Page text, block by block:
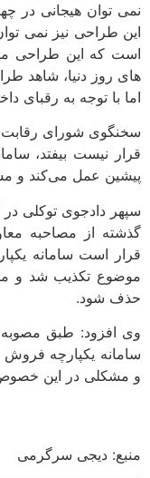
نمی توان هیجانی در
این طراحی نیز نمی
است که این طراحی
های روز دنیا، شاهد
اما با توجه به رقبای
قرار نیست بیفتد،
پیشین عمل می‌کند و
سپهر دادجوی توکلی در
گذشته از مصاحبه
قرار است سامانه
موضوع تکذیب شد و ما
حذف شود.
سامانه یکپارچه
و مشکلی در این خصوص
منبع: دیجی سرگرمی